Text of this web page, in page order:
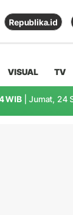
Republika.id
VISUAL TV
WIB | Jumat, 24